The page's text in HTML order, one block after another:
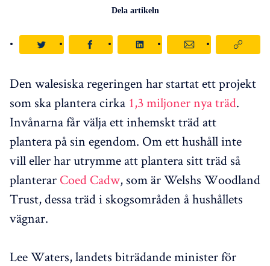
Dela artikeln
Den walesiska regeringen har startat ett projekt
som ska plantera cirka 1,3 miljoner nya träd.
Invånarna får välja ett inhemskt träd att
plantera på sin egendom. Om ett hushåll inte
vill eller har utrymme att plantera sitt träd så
planterar Coed Cadw, som är Welshs Woodland
Trust, dessa träd i skogsområden å hushållets
vägnar.
Lee Waters, landets biträdande minister för